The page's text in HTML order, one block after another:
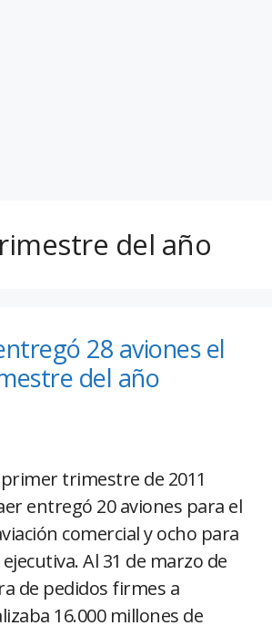
del año
28 aviones el
del año
trimestre de 2011
entregó 20 aviones para el
comercial y ocho para
Al 31 de marzo de
de pedidos firmes a
16.000 millones de